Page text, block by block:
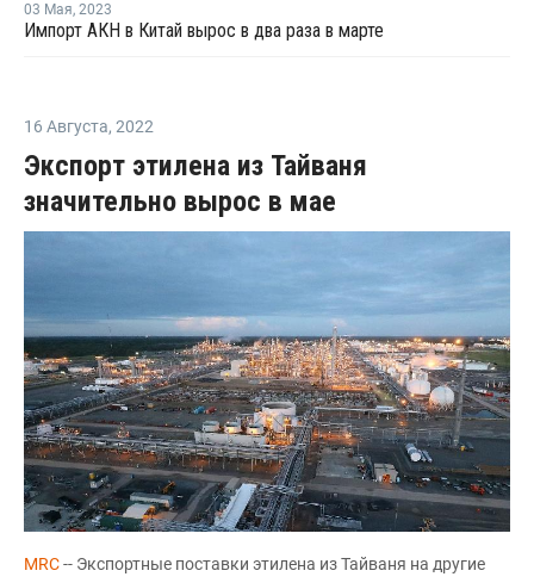
03 Мая, 2023
Импорт АКН в Китай вырос в два раза в марте
16 Августа, 2022
Экспорт этилена из Тайваня
значительно вырос в мае
MRC-- Экспортные поставки этилена из Тайваня на другие